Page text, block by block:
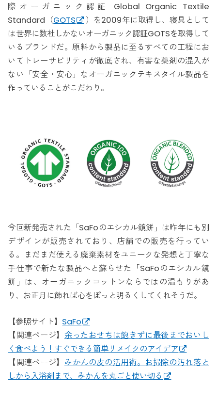
際オーガニック認証 Global Organic Textile
Standard（GOTS
）を2009年に取得し、寝具として
は世界に数社しかないオーガニック認証GOTSを取得して
いるブランドだ。原料から製品に至るすべての工程にお
いてトレーサビリティが徹底され、有害な薬剤の混入が
ない「安全・安心」なオーガニックテキスタイル製品を
作っていることがこだわり。
今回新発売された「SaFoのエシカル鏡餅」は昨年にも別
デザインが販売されており、店舗での販売を行ってい
る。まだまだ使える廃棄素材をユニークな発想と丁寧な
手仕事で新たな製品へと蘇らせた「SaFoのエシカル鏡
餅」は、オーガニックコットンならではの温もりがあ
り、お正月に飾れば心をぽっと明るくしてくれそうだ。
【参照サイト】 SaFo
【関連ページ】 余ったおせちは飽きずに最後までおいし
く食べよう！すぐできる簡単リメイクのアイデア
【関連ページ】 みかんの皮の活用術。お掃除の汚れ落と
しから入浴剤まで、みかんを丸ごと使い切る